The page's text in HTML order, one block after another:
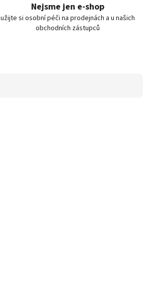
Nejsme jen e-shop
užijte si osobní péči na prodejnách a u našich
obchodních zástupců